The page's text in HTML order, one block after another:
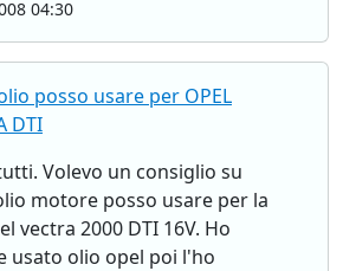
04:30
posso usare per OPEL
DTI
Volevo un consiglio su
motore posso usare per la
vectra 2000 DTI 16V. Ho
usato olio opel poi l'ho